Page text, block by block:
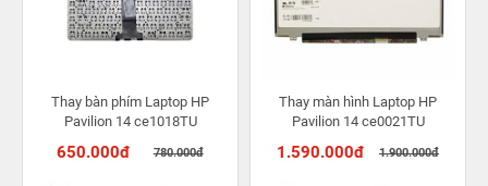
Thay bàn phím Laptop HP
Pavilion 14 ce1018TU
650.000đ 780.000đ
Thay màn hình Laptop HP
Pavilion 14 ce0021TU
1.590.000đ 1.900.000đ